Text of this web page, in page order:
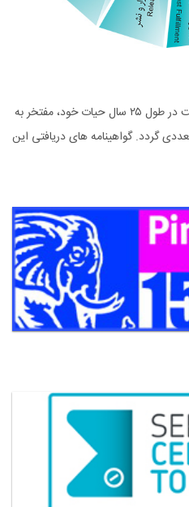
نرم افزار Wendia POB توانسته است در طول ۲۵ سال حیات خود، مفتخر به
گردد. گواهینامه های دریافتی این